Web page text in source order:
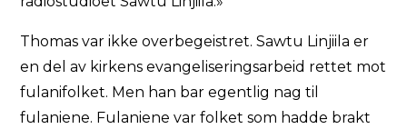
Thomas var ikke overbegeistret. Sawtu Linjiila er
en del av kirkens evangeliseringsarbeid rettet mot
fulanifolket. Men han bar egentlig nag til
fulaniene. Fulaniene var folket som hadde brakt